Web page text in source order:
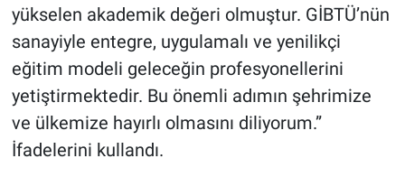
yükselen akademik değeri olmuştur. GİBTÜ’nün
sanayiyle entegre, uygulamalı ve yenilikçi
eğitim modeli geleceğin profesyonellerini
yetiştirmektedir. Bu önemli adımın şehrimize
ve ülkemize hayırlı olmasını diliyorum.”
İfadelerini kullandı.